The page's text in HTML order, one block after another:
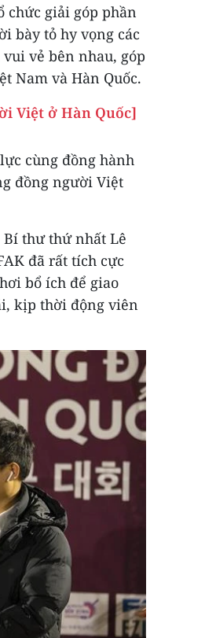
chức giải góp phần
bày tỏ hy vọng các
vẻ bên nhau, góp
Nam và Hàn Quốc.
Việt ở Hàn Quốc]
cùng đồng hành
đồng người Việt
Bí thư thứ nhất Lê
đã rất tích cực
bổ ích để giao
kịp thời động viên